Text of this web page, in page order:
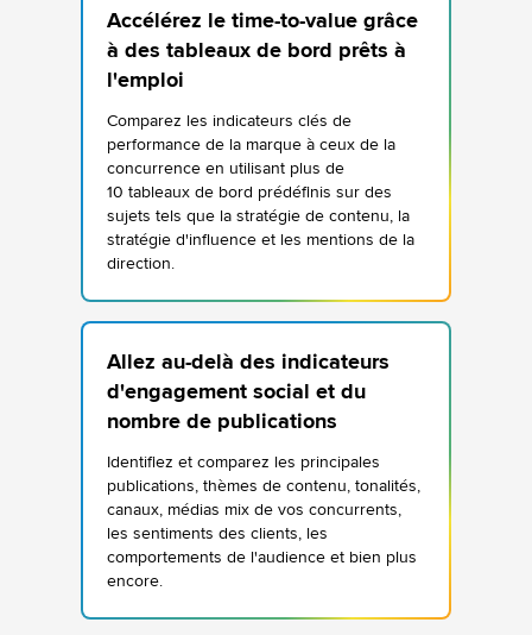
Accélérez le time-to-value grâce
à des tableaux de bord prêts à
l'emploi
Comparez les indicateurs clés de
performance de la marque à ceux de la
concurrence en utilisant plus de
10 tableaux de bord prédéfinis sur des
sujets tels que la stratégie de contenu, la
stratégie d'influence et les mentions de la
direction.
Allez au-delà des indicateurs
d'engagement social et du
nombre de publications
Identifiez et comparez les principales
publications, thèmes de contenu, tonalités,
canaux, médias mix de vos concurrents,
les sentiments des clients, les
comportements de l'audience et bien plus
encore.